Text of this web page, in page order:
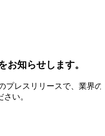
お知らせします。
プレスリリースで、業界
い。